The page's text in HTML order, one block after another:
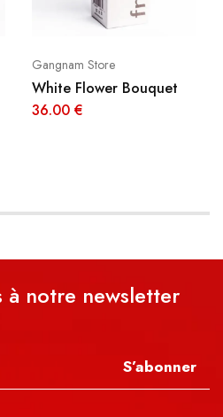
Gangnam Store
White Flower Bouquet
36.00 €
à notre newsletter
S’abonner